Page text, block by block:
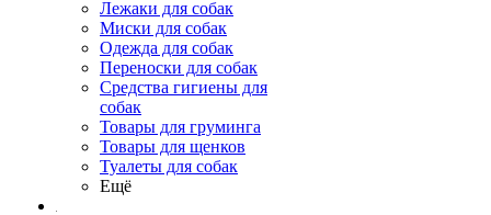
Лежаки для собак
Миски для собак
Одежда для собак
Переноски для собак
Средства гигиены для
собак
Товары для груминга
Товары для щенков
Туалеты для собак
Ещё